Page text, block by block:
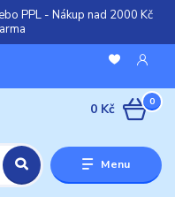
PPL - Nákup nad 2000 Kč
Menu
0
0 Kč